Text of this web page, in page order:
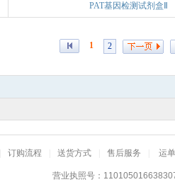
PAT基因检测试剂盒Ⅱ
1 2
订购流程 送货方式 售后服务 运
营业执照号：